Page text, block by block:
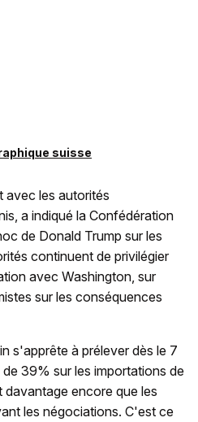
suisse
avec les autorités
a indiqué la Confédération
de Donald Trump sur les
continuent de privilégier
avec Washington, sur
sur les conséquences
s'apprête à prélever dès le 7
39% sur les importations de
davantage encore que les
les négociations. C'est ce